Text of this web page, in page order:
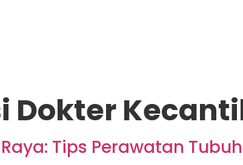
Dokter
Tips Perawatan